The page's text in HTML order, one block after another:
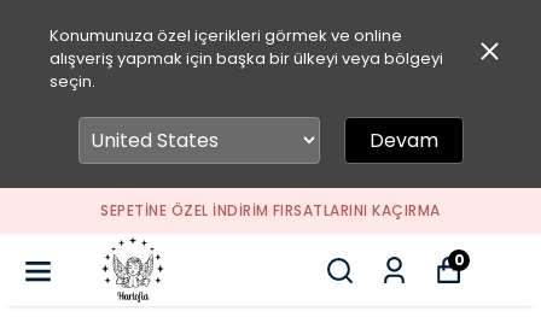
Konumunuza özel içerikleri görmek ve online
alışveriş yapmak için başka bir ülkeyi veya bölgeyi
seçin.
Devam
SEPETİNE ÖZEL İNDİRİM FIRSATLARINI KAÇIRMA
0